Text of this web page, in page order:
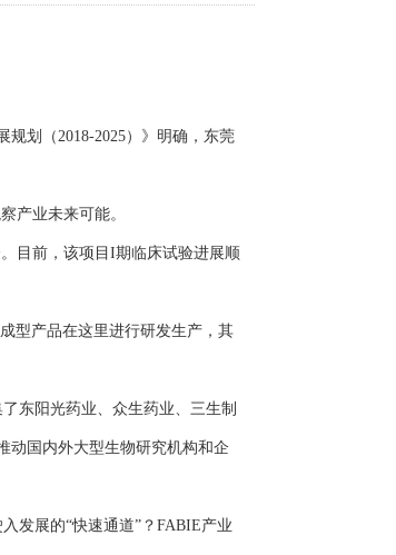
划（2018-2025）》明确，东莞
产业未来可能。
目前，该项目I期临床试验进展顺
型产品在这里进行研发生产，其
东阳光药业、众生药业、三生制
动国内外大型生物研究机构和企
发展的“快速通道”？FABIE产业